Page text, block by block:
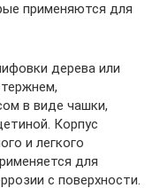
применяются для
дерева или
в виде чашки,
Корпус
и легкого
для
с поверхности.